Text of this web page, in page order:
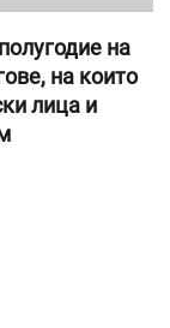
на
на които
лица и